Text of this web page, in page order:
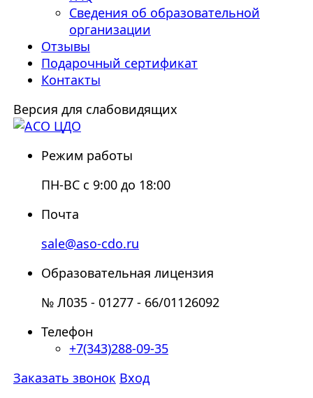
Сведения об образовательной
организации
Отзывы
Подарочный сертификат
Контакты
Версия для слабовидящих
Режим работы
ПН-ВС с 9:00 до 18:00
Почта
sale@aso-cdo.ru
Образовательная лицензия
№ Л035 - 01277 - 66/01126092
Телефон
+7(343)288-09-35
Заказать звонок Вход